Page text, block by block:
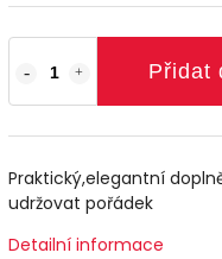
Přidat
Praktický,elegantní
udržovat pořádek
Detailní informace